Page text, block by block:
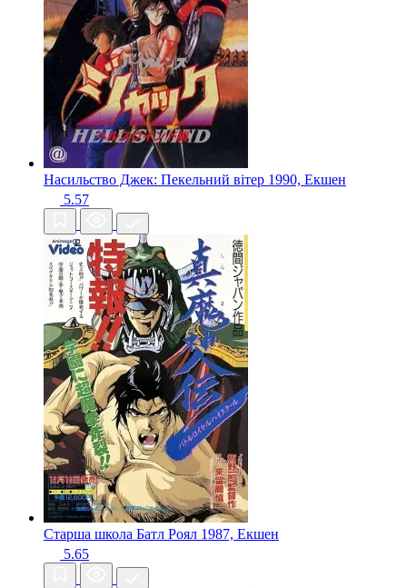
Насильство Джек: Пекельний вітер 1990, Екшен
5.57
Старша школа Батл Роял 1987, Екшен
5.65